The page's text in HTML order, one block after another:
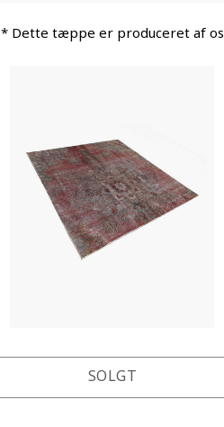
* Dette tæppe er produceret af os
SOLGT